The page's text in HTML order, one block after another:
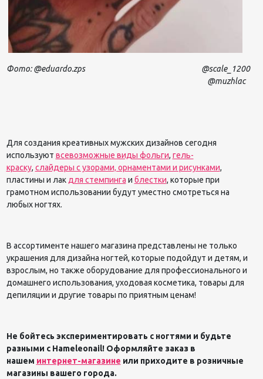
Фото: @eduardo.zps @scale_1200
@muzhlac
Для создания креативных мужских дизайнов сегодня
используют всевозможные виды фольги, гель-
краску, слайдеры с узорами, орнаментами и рисунками,
пластины и лакдля стемпинга и блестки, которые при
грамотном использовании будут уместно смотреться на
любых ногтях.
В ассортименте нашего магазина представлены не только
украшения для дизайна ногтей, которые подойдут и детям, и
взрослым, но также оборудование для профессионального и
домашнего использования, уходовая косметика, товары для
депиляции и другие товары по приятным ценам!
Не бойтесь экспериментировать с ногтями и будьте
разными с Hameleonail! Оформляйте заказ в
нашем интернет-магазине или приходите в розничные
магазины вашего города.